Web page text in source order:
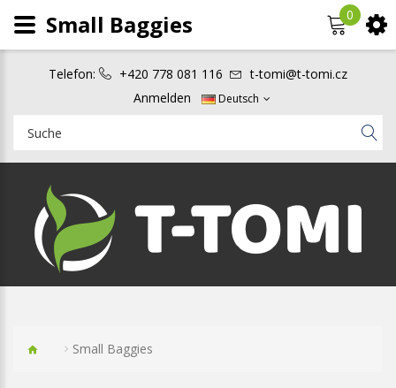
Telefon: +420 778 081 116
t-tomi@t-tomi.cz
Anmelden
Deutsch
0
Small Baggies
Small Baggies